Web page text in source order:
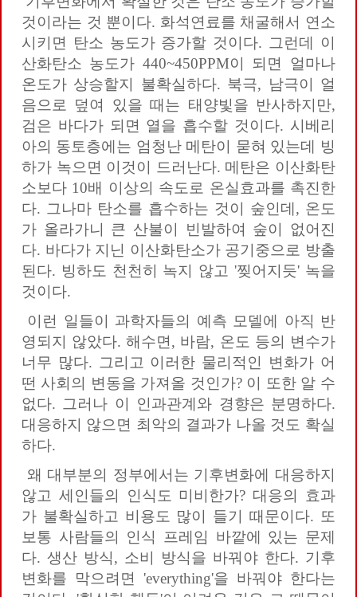
것이라는 것 뿐이다. 화석연료를 채굴해서 연소
시키면 탄소 농도가 증가할 것이다. 그런데 이
산화탄소 농도가 440~450PPM이 되면 얼마나
온도가 상승할지 불확실하다. 북극, 남극이 얼
음으로 덮여 있을 때는 태양빛을 반사하지만,
검은 바다가 되면 열을 흡수할 것이다. 시베리
아의 동토층에는 엄청난 메탄이 묻혀 있는데 빙
하가 녹으면 이것이 드러난다. 메탄은 이산화탄
소보다 10배 이상의 속도로 온실효과를 촉진한
다. 그나마 탄소를 흡수하는 것이 숲인데, 온도
가 올라가니 큰 산불이 빈발하여 숲이 없어진
다. 바다가 지닌 이산화탄소가 공기중으로 방출
된다. 빙하도 천천히 녹지 않고 '찢어지듯' 녹을
것이다.
이런 일들이 과학자들의 예측 모델에 아직 반
영되지 않았다. 해수면, 바람, 온도 등의 변수가
너무 많다. 그리고 이러한 물리적인 변화가 어
떤 사회의 변동을 가져올 것인가? 이 또한 알 수
없다. 그러나 이 인과관계와 경향은 분명하다.
대응하지 않으면 최악의 결과가 나올 것도 확실
하다.
왜 대부분의 정부에서는 기후변화에 대응하지
않고 세인들의 인식도 미비한가? 대응의 효과
가 불확실하고 비용도 많이 들기 때문이다. 또
보통 사람들의 인식 프레임 바깥에 있는 문제
다. 생산 방식, 소비 방식을 바꿔야 한다. 기후
변화를 막으려면 'everything'을 바꿔야 한다는